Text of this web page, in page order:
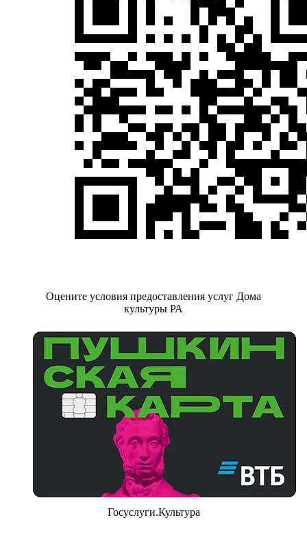
Оцените условия предоставления услуг Дома
культуры РА
Госуслуги.Культура